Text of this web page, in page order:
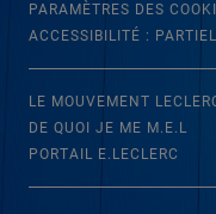
PARAMÈTRES DES
ACCESSIBILITÉ :
LE MOUVEMENT
DE QUOI JE ME M.E.L
PORTAIL E.LECLERC